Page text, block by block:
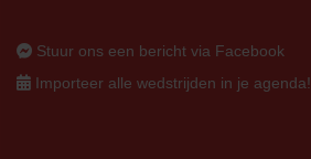
Stuur ons een bericht via Facebook
Importeer alle wedstrijden in je agenda!